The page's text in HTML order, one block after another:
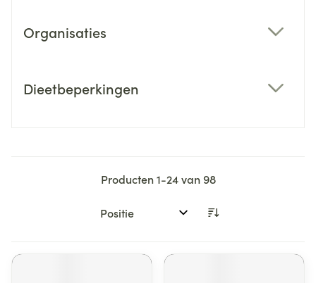
Organisaties
Dieetbeperkingen
Producten1-24van98
Sorteer op: